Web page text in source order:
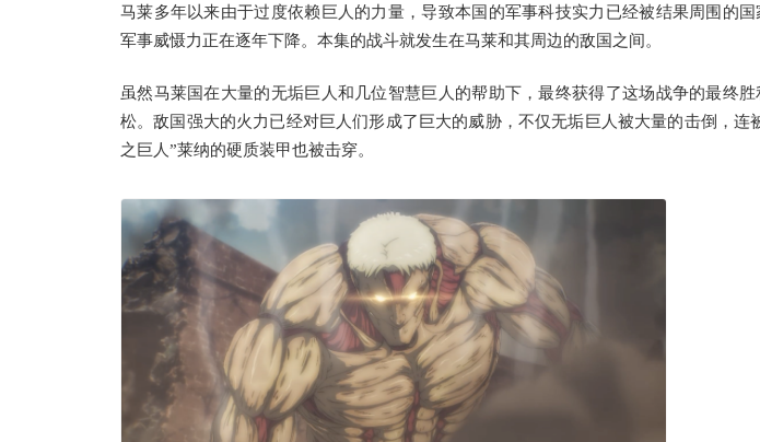
马莱多年以来由于过度依赖巨人的力量，导致本国的军事科技实力已经被结果周围的
军事威慑力正在逐年下降。本集的战斗就发生在马莱和其周边的敌国之间。
虽然马莱国在大量的无垢巨人和几位智慧巨人的帮助下，最终获得了这场战争的最终
松。敌国强大的火力已经对巨人们形成了巨大的威胁，不仅无垢巨人被大量的击倒，连
之巨人”莱纳的硬质装甲也被击穿。